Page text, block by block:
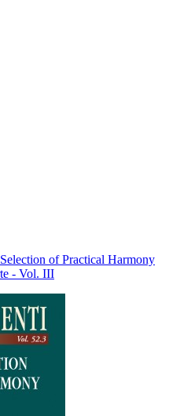
of Practical Harmony
- Vol. III